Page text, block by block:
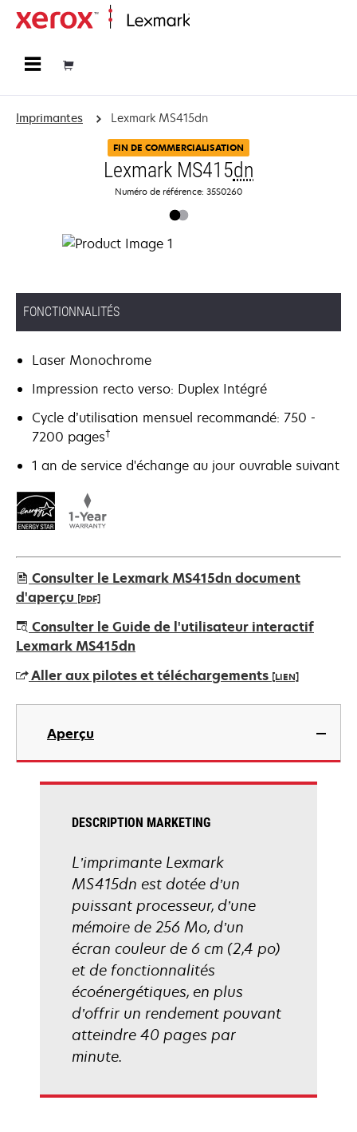
Imprimantes Lexmark MS415dn
FIN DE COMMERCIALISATION
Lexmark MS415dn
Numéro de référence: 35S0260
FONCTIONNALITÉS
Laser Monochrome
Impression recto verso: Duplex Intégré
Cycle d’utilisation mensuel recommandé: 750 -
7200 pages†
1 an de service d'échange au jour ouvrable suivant
Consulter le Lexmark MS415dn document
d'aperçu [PDF]
s’ouvre
dans
nouvel
onglet
Consulter le Guide de l'utilisateur interactif
Lexmark MS415dn
Aller aux pilotes et téléchargements [LIEN]
s’ouvre
nouvel
onglet
Aperçu
DESCRIPTION MARKETING
L’imprimante Lexmark
MS415dn est dotée d’un
puissant processeur, d’une
mémoire de 256 Mo, d’un
écran couleur de 6 cm (2,4 po)
et de fonctionnalités
écoénergétiques, en plus
d’offrir un rendement pouvant
atteindre 40 pages par
minute.